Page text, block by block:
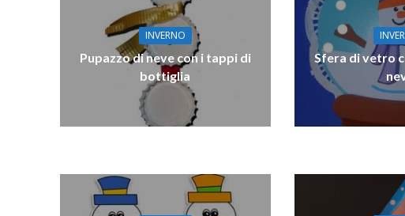
INVERNO
Pupazzo di neve con i tappi di
bottiglia
Sfera di vetro